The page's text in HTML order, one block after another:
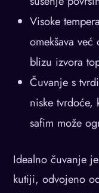
Visoke
omekšava već
blizu izvora
Čuvanje s
niske
safim može
Idealno čuvanje
kutiji, odvojeno